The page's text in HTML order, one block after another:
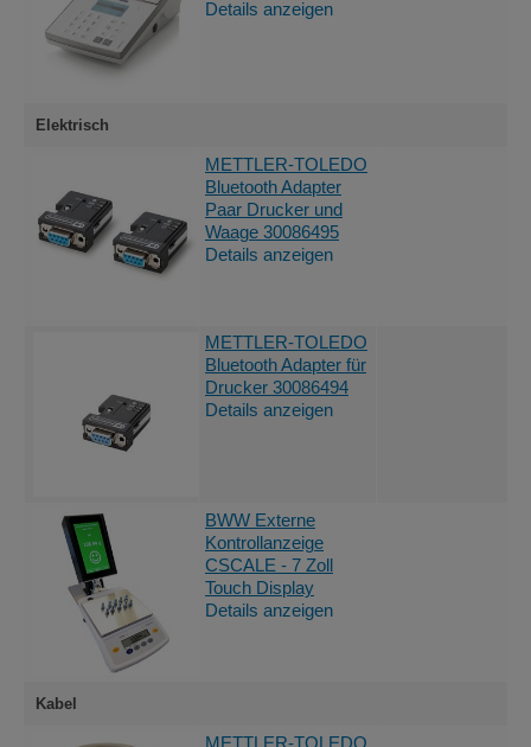
Details anzeigen
Elektrisch
METTLER-TOLEDO
Bluetooth Adapter
Paar Drucker und
Waage 30086495
Details anzeigen
METTLER-TOLEDO
Bluetooth Adapter für
Drucker 30086494
Details anzeigen
BWW Externe
Kontrollanzeige
CSCALE - 7 Zoll
Touch Display
Details anzeigen
Kabel
METTLER-TOLEDO